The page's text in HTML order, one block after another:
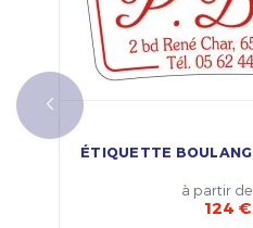
ÉTIQUETTE
à partir de
124 €